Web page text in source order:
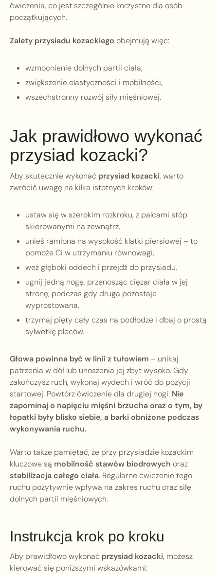
ćwiczenia, co jest szczególnie korzystne dla osób
początkujących.
Zalety przysiadu kozackiego obejmują więc:
wzmocnienie dolnych partii ciała,
zwiększenie elastyczności i mobilności,
wszechstronny rozwój siły mięśniowej.
Jak prawidłowo wykonać
przysiad kozacki?
Aby skutecznie wykonać przysiad kozacki, warto
zwrócić uwagę na kilka istotnych kroków:
ustaw się w szerokim rozkroku, z palcami stóp
skierowanymi na zewnątrz,
unieś ramiona na wysokość klatki piersiowej – to
pomoże Ci w utrzymaniu równowagi,
weź głęboki oddech i przejdź do przysiadu,
ugnij jedną nogę, przenosząc ciężar ciała w jej
stronę, podczas gdy druga pozostaje
wyprostowana,
trzymaj pięty cały czas na podłodze i dbaj o prostą
sylwetkę pleców.
Głowa powinna być w linii z tułowiem – unikaj
patrzenia w dół lub unoszenia jej zbyt wysoko. Gdy
zakończysz ruch, wykonaj wydech i wróć do pozycji
startowej. Powtórz ćwiczenie dla drugiej nogi. Nie
zapominaj o napięciu mięśni brzucha oraz o tym, by
łopatki były blisko siebie, a barki obniżone podczas
wykonywania ruchu.
Warto także pamiętać, że przy przysiadzie kozackim
kluczowe są mobilność stawów biodrowych oraz
stabilizacja całego ciała. Regularne ćwiczenie tego
ruchu pozytywnie wpływa na zakres ruchu oraz siłę
dolnych partii mięśniowych.
Instrukcja krok po kroku
Aby prawidłowo wykonać przysiad kozacki, możesz
kierować się poniższymi wskazówkami: